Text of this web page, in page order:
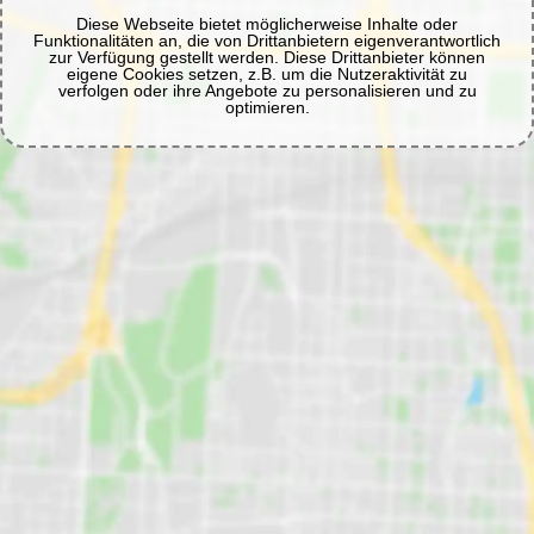
Diese Webseite bietet möglicherweise Inhalte oder
Funktionalitäten an, die von Drittanbietern eigenverantwortlich
zur Verfügung gestellt werden. Diese Drittanbieter können
eigene Cookies setzen, z.B. um die Nutzeraktivität zu
verfolgen oder ihre Angebote zu personalisieren und zu
optimieren.